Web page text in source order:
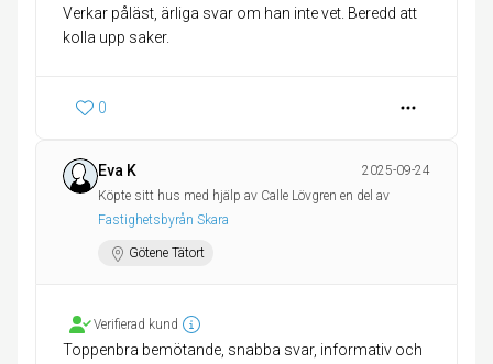
Verkar påläst, ärliga svar om han inte vet. Beredd att
kolla upp saker.
0
Eva K
2025-09-24
Köpte sitt hus med hjälp av Calle Lövgren en del av
Fastighetsbyrån Skara
Götene Tätort
Verifierad kund
Toppenbra bemötande, snabba svar, informativ och